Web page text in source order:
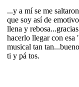
...y a mí se me
que soy así de
llena y
hacerlo llegar con
musical tan
ti y pá tos.